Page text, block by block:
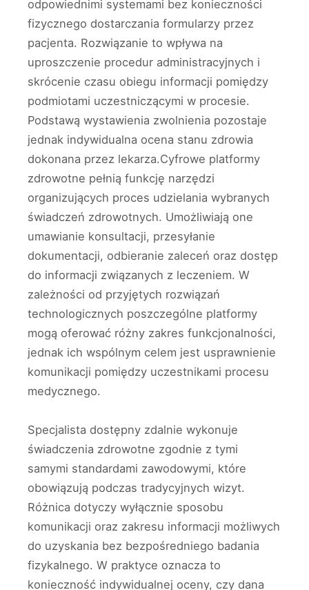
odpowiednimi systemami bez konieczności
fizycznego dostarczania formularzy przez
pacjenta. Rozwiązanie to wpływa na
uproszczenie procedur administracyjnych i
skrócenie czasu obiegu informacji pomiędzy
podmiotami uczestniczącymi w procesie.
Podstawą wystawienia zwolnienia pozostaje
jednak indywidualna ocena stanu zdrowia
dokonana przez lekarza.Cyfrowe platformy
zdrowotne pełnią funkcję narzędzi
organizujących proces udzielania wybranych
świadczeń zdrowotnych. Umożliwiają one
umawianie konsultacji, przesyłanie
dokumentacji, odbieranie zaleceń oraz dostęp
do informacji związanych z leczeniem. W
zależności od przyjętych rozwiązań
technologicznych poszczególne platformy
mogą oferować różny zakres funkcjonalności,
jednak ich wspólnym celem jest usprawnienie
komunikacji pomiędzy uczestnikami procesu
medycznego.
Specjalista dostępny zdalnie wykonuje
świadczenia zdrowotne zgodnie z tymi
samymi standardami zawodowymi, które
obowiązują podczas tradycyjnych wizyt.
Różnica dotyczy wyłącznie sposobu
komunikacji oraz zakresu informacji możliwych
do uzyskania bez bezpośredniego badania
fizykalnego. W praktyce oznacza to
konieczność indywidualnej oceny, czy dana